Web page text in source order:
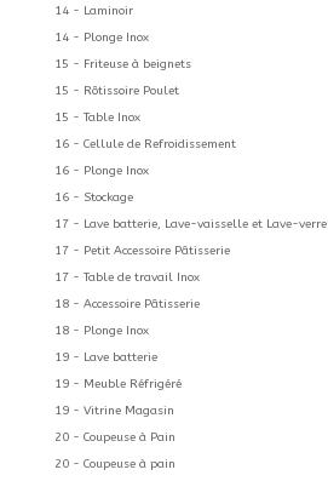
14 - Laminoir
14 - Plonge Inox
15 - Friteuse à beignets
15 - Rôtissoire Poulet
15 - Table Inox
16 - Cellule de Refroidissement
16 - Plonge Inox
16 - Stockage
17 - Lave batterie, Lave-vaisselle et Lave-verre
17 - Petit Accessoire Pâtisserie
17 - Table de travail Inox
18 - Accessoire Pâtisserie
18 - Plonge Inox
19 - Lave batterie
19 - Meuble Réfrigéré
19 - Vitrine Magasin
20 - Coupeuse à Pain
20 - Coupeuse à pain